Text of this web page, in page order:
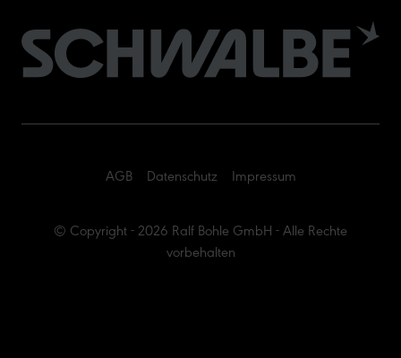
© Copyright - 2026 Ralf Bohle GmbH - Alle Rechte
vorbehalten
AGB Datenschutz Impressum